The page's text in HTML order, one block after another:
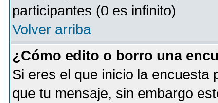
participantes (0 es infinito)
Volver arriba
¿Cómo edito o borro una
Si eres el que inicio la encuesta
que tu mensaje, sin embargo